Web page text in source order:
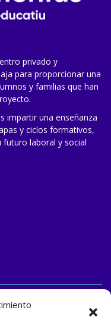
privado y
para proporcionar una
y familias que han
impartir una enseñanza
y ciclos formativos,
futuro laboral y social